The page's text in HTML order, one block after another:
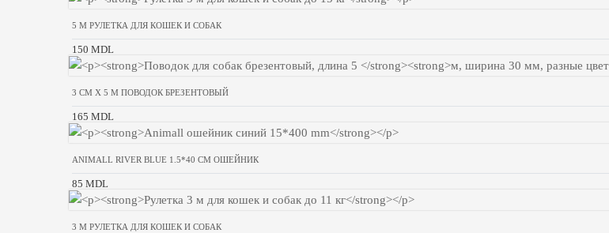
5 M РУЛЕТКА ДЛЯ КОШЕК И СОБАК
150 MDL
3 CM X 5 M ПОВОДОК БРЕЗЕНТОВЫЙ
165 MDL
ANIMALL RIVER BLUE 1.5*40 CM ОШЕЙНИК
85 MDL
3 M РУЛЕТКА ДЛЯ КОШЕК И СОБАК